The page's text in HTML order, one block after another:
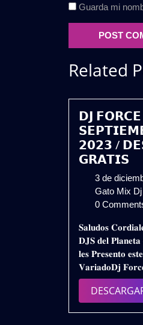
Guarda mi
Related
𝗗𝗝
𝟮𝟬𝟮𝟯 /
𝗚𝗥𝗔𝗧𝗜𝗦
3 de
Gato Mix Dj
0
𝐒𝐚𝐥𝐮𝐝𝐨𝐬
𝐃𝐉𝐒 𝐝𝐞𝐥
𝐥𝐞𝐬 𝐏𝐫𝐞𝐬𝐞𝐧𝐭𝐨
𝐕𝐚𝐫𝐢𝐚𝐝𝐨𝐃𝐣